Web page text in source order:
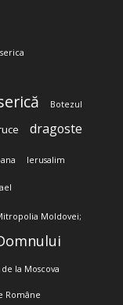
Botezul
dragoste
Ierusalim
Moldovei;
la Moscova
Române